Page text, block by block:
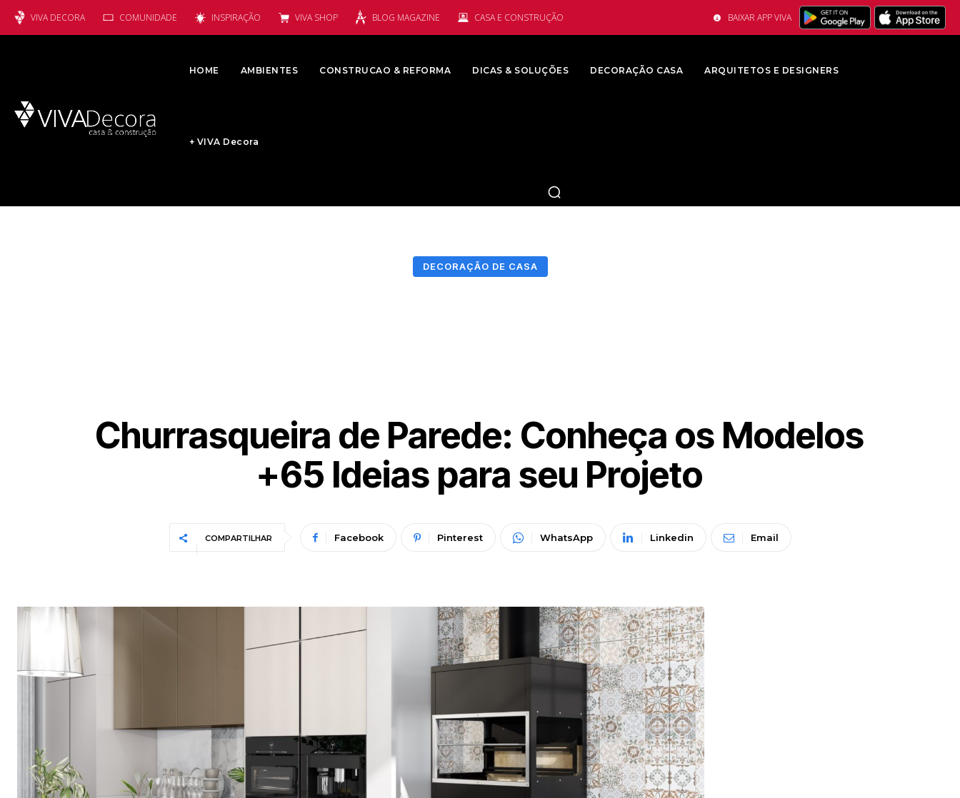
VIVA DECORA COMUNIDADE INSPIRAÇÃO VIVA SHOP BLOG MAGAZINE CASA E CONSTRUÇÃO BAIXAR APP VIVA
HOME AMBIENTES CONSTRUCAO & REFORMA DICAS & SOLUÇÕES DECORAÇÃO CASA ARQUITETOS E DESIGNERS
+ VIVA Decora
DECORAÇÃO DE CASA
Churrasqueira de Parede: Conheça os Modelos
+65 Ideias para seu Projeto
COMPARTILHAR Facebook Pinterest WhatsApp Linkedin Email